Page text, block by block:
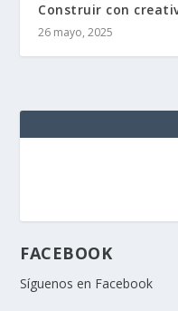
Construir con
26 mayo, 2025
FACEBOOK
Síguenos en Facebook